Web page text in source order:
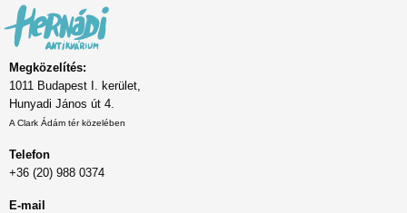
Megközelítés:
1011 Budapest I. kerület,
Hunyadi János út 4.
A Clark Ádám tér közelében
Telefon
+36 (20) 988 0374
E-mail